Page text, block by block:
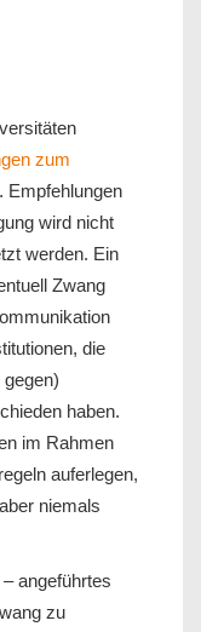
zum
. Empfehlungen
wird nicht
werden. Ein
Zwang
die
haben.
im Rahmen
auferlegen,
niemals
angeführtes
zu